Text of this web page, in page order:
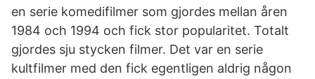
en serie komedifilmer som gjordes mellan åren
1984 och 1994 och fick stor popularitet. Totalt
gjordes sju stycken filmer. Det var en serie
kultfilmer med den fick egentligen aldrig någon